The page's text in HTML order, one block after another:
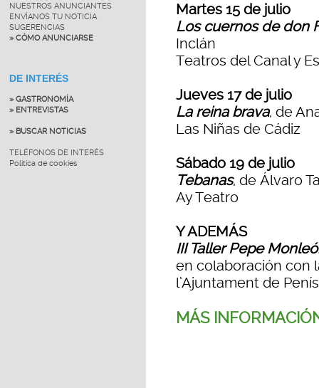
NUESTROS ANUNCIANTES
ENVÍANOS TU NOTICIA
SUGERENCIAS
» CÓMO ANUNCIARSE
DE INTERÉS
» GASTRONOMÍA
» ENTREVISTAS
» BUSCAR NOTICIAS
TELÉFONOS DE INTERÉS
Política de cookies
Martes 15 de julio
Los cuernos de don
Inclán
Teatros del Canal y
Jueves 17 de julio
La reina brava, de
Las Niñas de Cádiz
Sábado 19 de julio
Tebanas, de Álvaro
Ay Teatro
Y ADEMÁS
III Taller Pepe
en colaboración con
l’Ajuntament de
MÁS